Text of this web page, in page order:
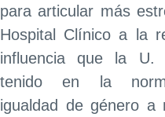
para articular más
Hospital Clínico a la
influencia que la U.
tenido en la
igualdad de género a